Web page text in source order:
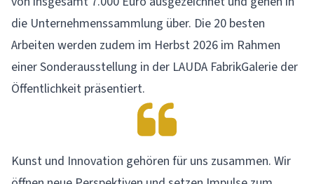
die Unternehmenssammlung über. Die 20 besten
Arbeiten werden zudem im Herbst 2026 im Rahmen
einer Sonderausstellung in der LAUDA FabrikGalerie der
Öffentlichkeit präsentiert.
Kunst und Innovation gehören für uns zusammen. Wir